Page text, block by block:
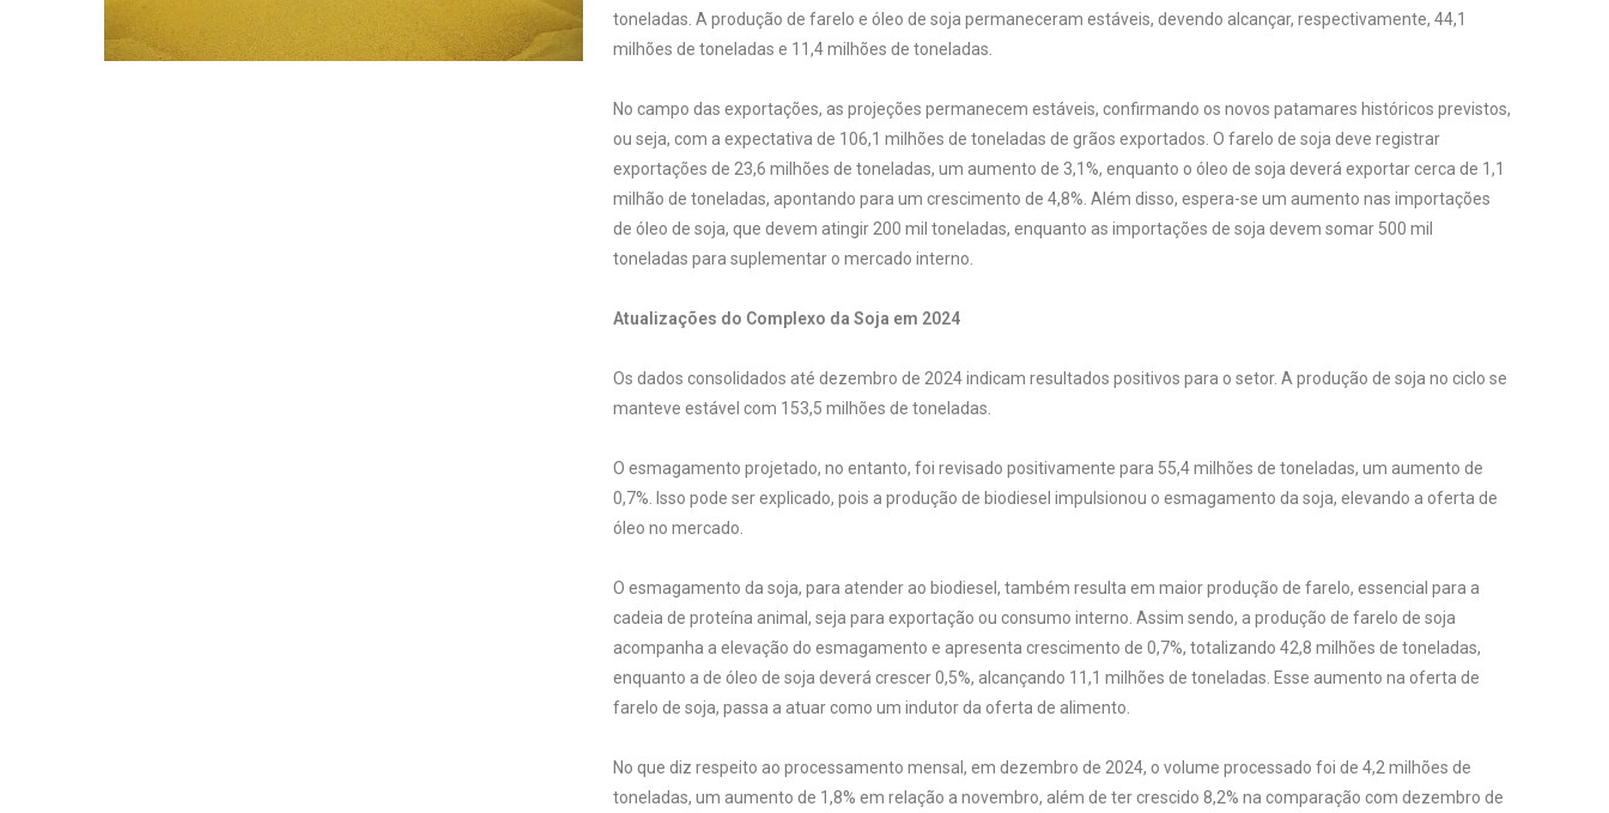
toneladas. A produção de farelo e óleo de soja permaneceram estáveis, devendo alcançar, respectivamente, 44,1
milhões de toneladas e 11,4 milhões de toneladas.
No campo das exportações, as projeções permanecem estáveis, confirmando os novos patamares históricos previstos,
ou seja, com a expectativa de 106,1 milhões de toneladas de grãos exportados. O farelo de soja deve registrar
exportações de 23,6 milhões de toneladas, um aumento de 3,1%, enquanto o óleo de soja deverá exportar cerca de 1,1
milhão de toneladas, apontando para um crescimento de 4,8%. Além disso, espera-se um aumento nas importações
de óleo de soja, que devem atingir 200 mil toneladas, enquanto as importações de soja devem somar 500 mil
toneladas para suplementar o mercado interno.
Atualizações do Complexo da Soja em 2024
Os dados consolidados até dezembro de 2024 indicam resultados positivos para o setor. A produção de soja no ciclo se
manteve estável com 153,5 milhões de toneladas.
O esmagamento projetado, no entanto, foi revisado positivamente para 55,4 milhões de toneladas, um aumento de
0,7%. Isso pode ser explicado, pois a produção de biodiesel impulsionou o esmagamento da soja, elevando a oferta de
óleo no mercado.
O esmagamento da soja, para atender ao biodiesel, também resulta em maior produção de farelo, essencial para a
cadeia de proteína animal, seja para exportação ou consumo interno. Assim sendo, a produção de farelo de soja
acompanha a elevação do esmagamento e apresenta crescimento de 0,7%, totalizando 42,8 milhões de toneladas,
enquanto a de óleo de soja deverá crescer 0,5%, alcançando 11,1 milhões de toneladas. Esse aumento na oferta de
farelo de soja, passa a atuar como um indutor da oferta de alimento.
No que diz respeito ao processamento mensal, em dezembro de 2024, o volume processado foi de 4,2 milhões de
toneladas, um aumento de 1,8% em relação a novembro, além de ter crescido 8,2% na comparação com dezembro de